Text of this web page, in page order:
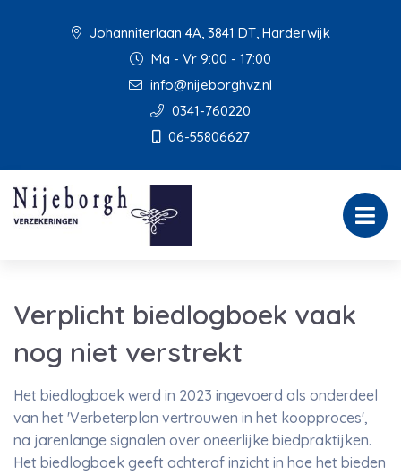
Johanniterlaan 4A, 3841 DT, Harderwijk
Ma - Vr 9:00 - 17:00
info@nijeborghvz.nl
0341-760220
06-55806627
Verplicht biedlogboek vaak
nog niet verstrekt
Het biedlogboek werd in 2023 ingevoerd als onderdeel
van het 'Verbeterplan vertrouwen in het koopproces',
na jarenlange signalen over oneerlijke biedpraktijken.
Het biedlogboek geeft achteraf inzicht in hoe het bieden